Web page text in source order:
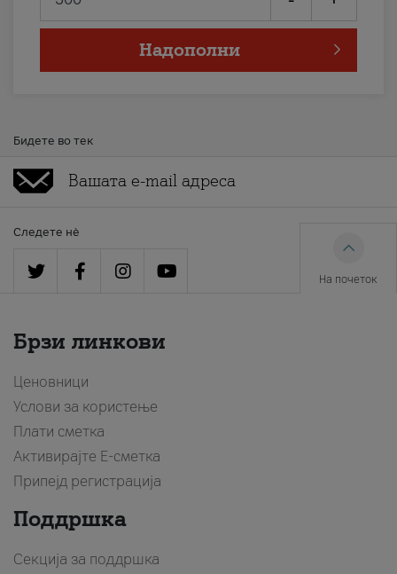
Надополни
Бидете во тек
Следете нè
На почеток
Брзи линкови
Ценовници
Услови за користење
Плати сметка
Активирајте Е-сметка
Припејд регистрација
Поддршка
Секција за поддршка